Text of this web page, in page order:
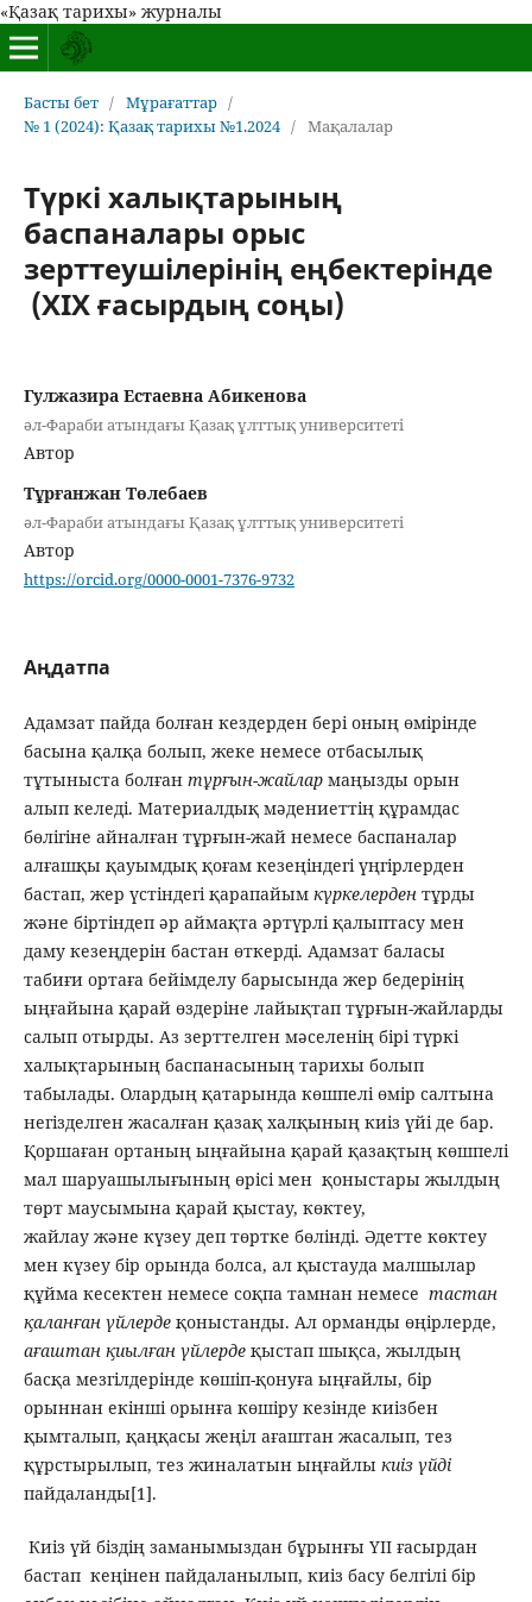
«Қазақ тарихы» журналы
Басты бет / Мұрағаттар /
№ 1 (2024): Қазақ тарихы №1.2024 / Мақалалар
Түркі халықтарының
баспаналары орыс
зерттеушілерінің еңбектерінде
(ХІХ ғасырдың соңы)
Гулжазира Естаевна Абикенова
әл-Фараби атындағы Қазақ ұлттық университеті
Автор
Тұрғанжан Төлебаев
әл-Фараби атындағы Қазақ ұлттық университеті
Автор
https://orcid.org/0000-0001-7376-9732
Аңдатпа
Адамзат пайда болған кездерден бері оның өмірінде
басына қалқа болып, жеке немесе отбасылық
тұтыныста болған тұрғын-жайлармаңызды орын
алып келеді. Материалдық мәдениеттің құрамдас
бөлігіне айналған тұрғын-жай немесе баспаналар
алғашқы қауымдық қоғам кезеңіндегі үңгірлерден
бастап, жер үстіндегі қарапайым күркелерден тұрды
және біртіндеп әр аймақта әртүрлі қалыптасу мен
даму кезеңдерін бастан өткерді. Адамзат баласы
табиғи ортаға бейімделу барысында жер бедерінің
ыңғайына қарай өздеріне лайықтап тұрғын-жайларды
салып отырды. Аз зерттелген мәселенің бірі түркі
халықтарының баспанасының тарихы болып
табылады. Олардың қатарында көшпелі өмір салтына
негізделген жасалған қазақ халқының киіз үйі де бар.
Қоршаған ортаның ыңғайына қарай қазақтың көшпелі
мал шаруашылығының өрісі мен қоныстары жылдың
төрт маусымына қарай қыстау, көктеу,
жайлау және күзеу деп төртке бөлінді. Әдетте көктеу
мен күзеу бір орында болса, ал қыстауда малшылар
құйма кесектен немесе соқпа тамнан немесе тастан
қаланған үйлердеқоныстанды. Ал орманды өңірлерде,
ағаштан қиылған үйлердеқыстап шықса, жылдың
басқа мезгілдерінде көшіп-қонуға ыңғайлы, бір
орыннан екінші орынға көшіру кезінде киізбен
қымталып, қаңқасы жеңіл ағаштан жасалып, тез
құрстырылып, тез жиналатын ыңғайлы киіз үйді
пайдаланды[1].
Киіз үй біздің заманымыздан бұрынғы ҮІІ ғасырдан
бастап кеңінен пайдаланылып, киіз басу белгілі бір